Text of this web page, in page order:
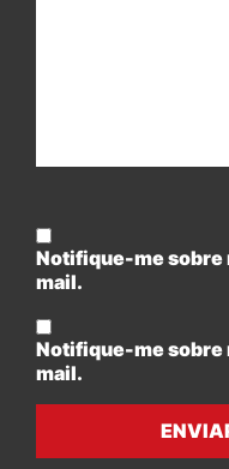
Notifique-me sobre
mail.
Notifique-me sobre
mail.